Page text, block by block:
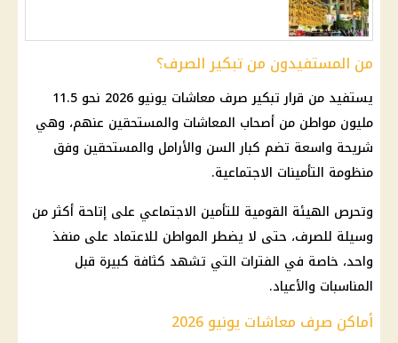
من المستفيدون من تبكير الصرف؟
يستفيد من قرار تبكير صرف معاشات يونيو 2026 نحو 11.5
مليون مواطن من أصحاب المعاشات والمستحقين عنهم، وهي
شريحة واسعة تضم كبار السن والأرامل والمستحقين وفق
منظومة التأمينات الاجتماعية.
وتحرص الهيئة القومية للتأمين الاجتماعي على إتاحة أكثر من
وسيلة للصرف، حتى لا يضطر المواطن للاعتماد على منفذ
واحد، خاصة في الفترات التي تشهد كثافة كبيرة قبل
المناسبات والأعياد.
أماكن صرف معاشات يونيو 2026